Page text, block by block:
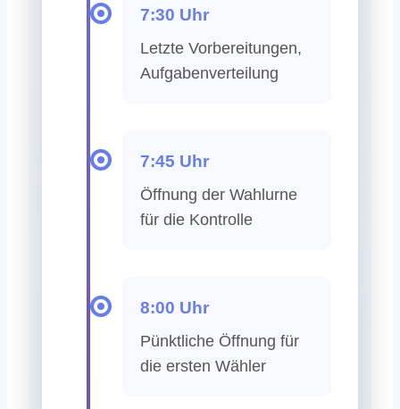
7:30 Uhr
Letzte Vorbereitungen,
Aufgabenverteilung
7:45 Uhr
Öffnung der Wahlurne
für die Kontrolle
8:00 Uhr
Pünktliche Öffnung für
die ersten Wähler